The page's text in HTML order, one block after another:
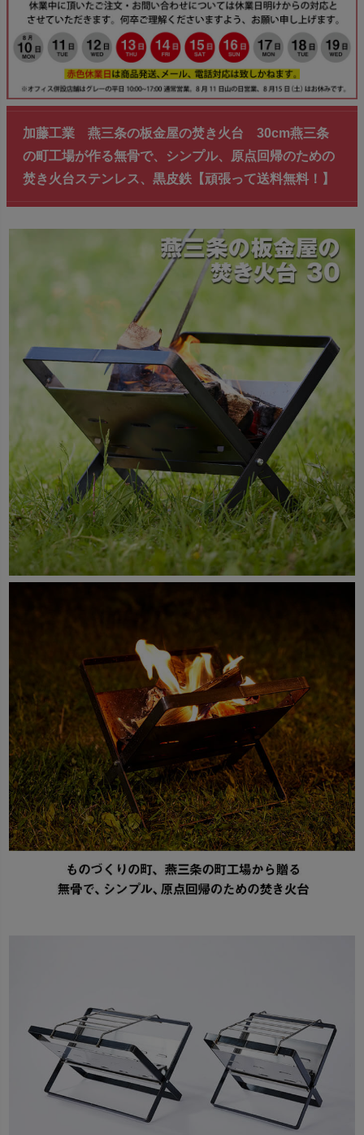
加藤工業 燕三条の板金屋の焚き火台 30cm燕三条
の町工場が作る無骨で、シンプル、原点回帰のための
焚き火台ステンレス、黒皮鉄【頑張って送料無料！】